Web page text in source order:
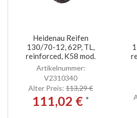
Heidenau Reifen
130/70-12, 62P, TL,
reinforced, K58 mod.
Artikelnummer:
V2310340
Alter Preis: 113,29 €
111,02 € *